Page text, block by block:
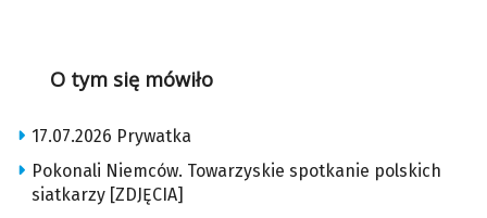
O tym się mówiło
17.07.2026 Prywatka
Pokonali Niemców. Towarzyskie spotkanie polskich
siatkarzy [ZDJĘCIA]